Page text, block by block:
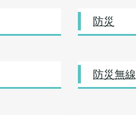
防災
防災無線